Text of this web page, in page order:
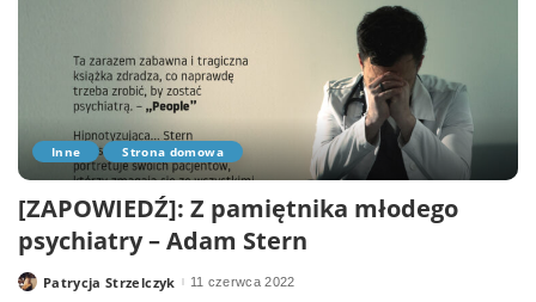
Inne Strona domowa
[ZAPOWIEDŹ]: Z pamiętnika młodego
psychiatry – Adam Stern
PostedPatrycja Strzelczyk 11 czerwca 2022